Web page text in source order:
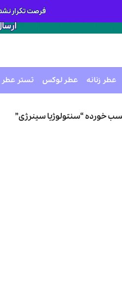
عطر زنانه عطر لوکس تستر عطر
خورده “سنتولوژیا سینرژی”